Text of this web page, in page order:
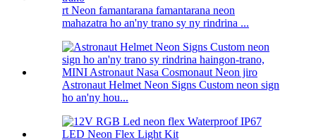
rt Neon famantarana famantarana neon
mahazatra ho an'ny trano sy ny rindrina ...
Astronaut Helmet Neon Signs Custom neon sign
ho an'ny hou...